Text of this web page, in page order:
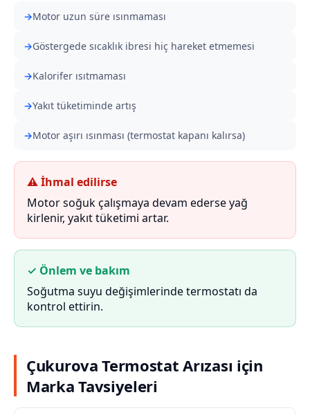
Motor uzun süre ısınmaması
Göstergede sıcaklık ibresi hiç hareket etmemesi
Kalorifer ısıtmaması
Yakıt tüketiminde artış
Motor aşırı ısınması (termostat kapanı kalırsa)
⚠ İhmal edilirse
Motor soğuk çalışmaya devam ederse yağ
kirlenir, yakıt tüketimi artar.
✓ Önlem ve bakım
Soğutma suyu değişimlerinde termostatı da
kontrol ettirin.
Çukurova Termostat Arızası için
Marka Tavsiyeleri